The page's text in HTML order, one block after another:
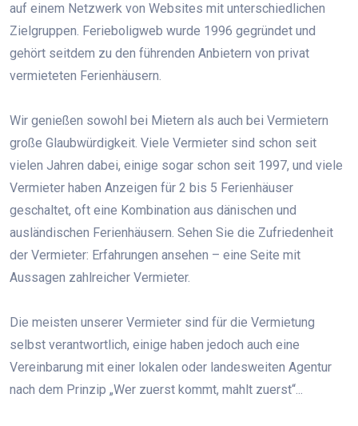
auf einem Netzwerk von Websites mit unterschiedlichen
Zielgruppen. Ferieboligweb wurde 1996 gegründet und
gehört seitdem zu den führenden Anbietern von privat
vermieteten Ferienhäusern.
Wir genießen sowohl bei Mietern als auch bei Vermietern
große Glaubwürdigkeit. Viele Vermieter sind schon seit
vielen Jahren dabei, einige sogar schon seit 1997, und viele
Vermieter haben Anzeigen für 2 bis 5 Ferienhäuser
geschaltet, oft eine Kombination aus dänischen und
ausländischen Ferienhäusern. Sehen Sie die Zufriedenheit
der Vermieter: Erfahrungen ansehen – eine Seite mit
Aussagen zahlreicher Vermieter.
Die meisten unserer Vermieter sind für die Vermietung
selbst verantwortlich, einige haben jedoch auch eine
Vereinbarung mit einer lokalen oder landesweiten Agentur
nach dem Prinzip „Wer zuerst kommt, mahlt zuerst“...